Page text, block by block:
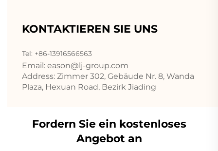
KONTAKTIEREN SIE UNS
Tel: +86-13916566563
Email: eason@lj-group.com
Address: Zimmer 302, Gebäude Nr. 8, Wanda
Plaza, Hexuan Road, Bezirk Jiading
Fordern Sie ein kostenloses
Angebot an